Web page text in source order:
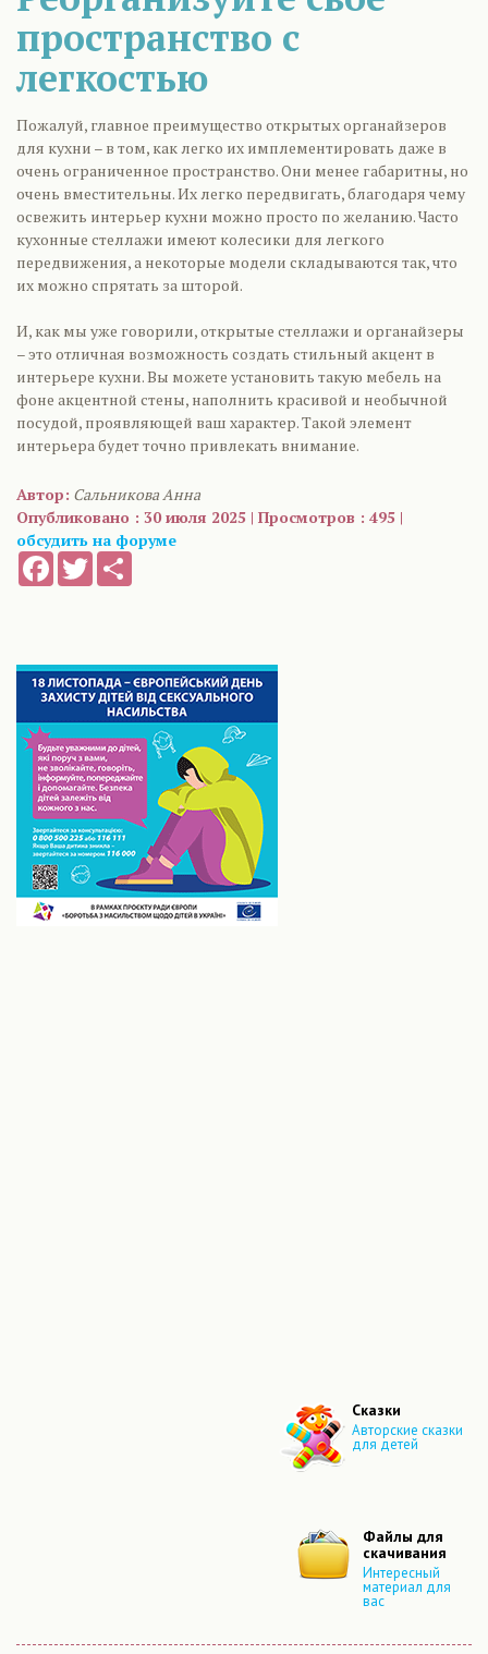
пространство с
легкостью
Пожалуй, главное преимущество открытых органайзеров
для кухни – в том, как легко их имплементировать даже в
очень ограниченное пространство. Они менее габаритны, но
очень вместительны. Их легко передвигать, благодаря чему
освежить интерьер кухни можно просто по желанию. Часто
кухонные стеллажи имеют колесики для легкого
передвижения, а некоторые модели складываются так, что
их можно спрятать за шторой.
И, как мы уже говорили, открытые стеллажи и органайзеры
– это отличная возможность создать стильный акцент в
интерьере кухни. Вы можете установить такую мебель на
фоне акцентной стены, наполнить красивой и необычной
посудой, проявляющей ваш характер. Такой элемент
интерьера будет точно привлекать внимание.
Автор: Сальникова Анна
Опубликовано : 30 июля 2025 | Просмотров : 495 |
обсудить на форуме
FacebookTwitter
Сказки
Авторские сказки
для детей
Файлы для
скачивания
Интересный
материал для
вас